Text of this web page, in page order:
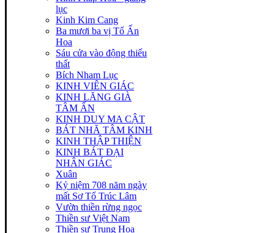
lục
Kinh Kim Cang
Ba mươi ba vị Tổ Ấn
Hoa
Sáu cửa vào động thiếu
thất
Bích Nham Lục
KINH VIÊN GIÁC
KINH LĂNG GIÀ
TÂM ẤN
KINH DUY MA CẬT
BÁT NHÃ TÂM KINH
KINH THẬP THIỆN
KINH BÁT ĐẠI
NHÂN GIÁC
Xuân
Kỷ niệm 708 năm ngày
mất Sơ Tổ Trúc Lâm
Vườn thiền rừng ngọc
Thiền sư Việt Nam
Thiền sư Trung Hoa